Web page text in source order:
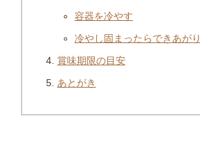
容器を冷やす
冷やし固まったらできあがり
賞味期限の目安
あとがき